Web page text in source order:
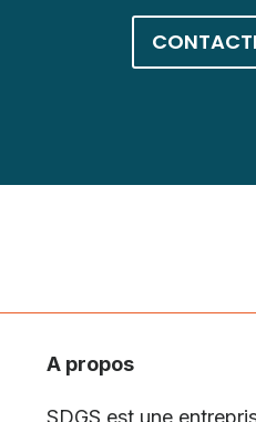
A propos
SDGS est une